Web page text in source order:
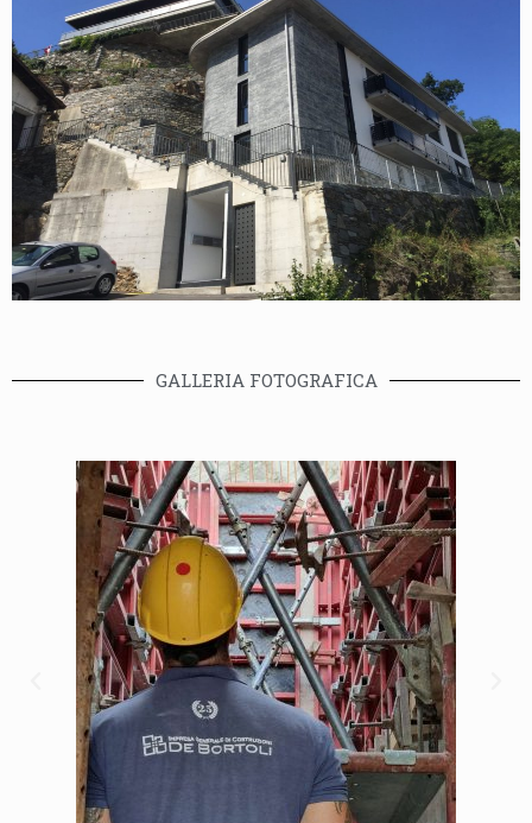
GALLERIA FOTOGRAFICA